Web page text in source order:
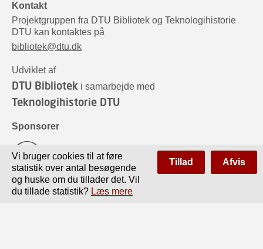
Kontakt
Projektgruppen fra DTU Bibliotek og Teknologihistorie
DTU kan kontaktes på
bibliotek@dtu.dk
Udviklet af
DTU Bibliotek i samarbejde med
Teknologihistorie DTU
Sponsorer
Vi bruger cookies til at føre
statistik over antal besøgende
og huske om du tillader det. Vil
du tillade statistik? Læs mere
Tillad Afvis